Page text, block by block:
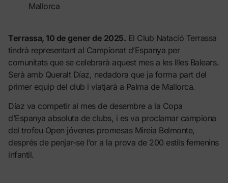
Mallorca
Terrassa, 10 de gener de 2025. El Club Natació Terrassa
tindrà representant al Campionat d’Espanya per
comunitats que se celebrarà aquest mes a les Illes Balears.
Serà amb Queralt Díaz, nedadora que ja forma part del
primer equip del club i viatjarà a Palma de Mallorca.
Díaz va competir al mes de desembre a la Copa
d’Espanya absoluta de clubs, i es va proclamar campiona
del trofeu Open jóvenes promesas Mireia Belmonte,
després de penjar-se l’or a la prova de 200 estils femenins
infantil.